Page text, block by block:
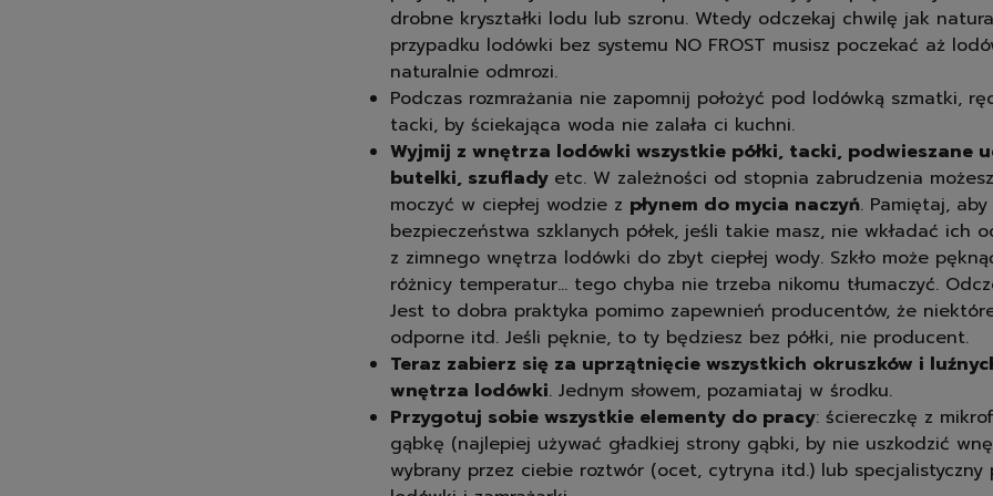
drobne kryształki lodu lub szronu. Wtedy odczekaj chwilę jak
przypadku lodówki bez systemu NO FROST musisz poczekać aż
naturalnie odmrozi.
Podczas rozmrażania nie zapomnij położyć pod lodówką szmatki,
tacki, by ściekająca woda nie zalała ci kuchni.
Wyjmij z wnętrza lodówki wszystkie półki, tacki, podwieszane
butelki, szuflady etc. W zależności od stopnia zabrudzenia
moczyć w ciepłej wodzie z płynem do mycia naczyń. Pamiętaj,
bezpieczeństwa szklanych półek, jeśli takie masz, nie wkładać ich
z zimnego wnętrza lodówki do zbyt ciepłej wody. Szkło może
różnicy temperatur… tego chyba nie trzeba nikomu tłumaczyć.
Jest to dobra praktyka pomimo zapewnień producentów, że
odporne itd. Jeśli pęknie, to ty będziesz bez półki, nie producent.
Teraz zabierz się za uprzątnięcie wszystkich okruszków i
wnętrza lodówki. Jednym słowem, pozamiataj w środku.
Przygotuj sobie wszystkie elementy do pracy: ściereczkę z
gąbkę (najlepiej używać gładkiej strony gąbki, by nie uszkodzić
wybrany przez ciebie roztwór (ocet, cytryna itd.) lub specjalistyczny